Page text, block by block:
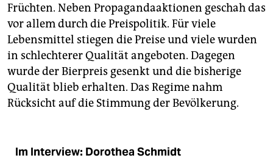
Früchten. Neben Propagandaaktionen geschah das
vor allem durch die Preispolitik. Für viele
Lebensmittel stiegen die Preise und viele wurden
in schlechterer Qualität angeboten. Dagegen
wurde der Bierpreis gesenkt und die bisherige
Qualität blieb erhalten. Das Regime nahm
Rücksicht auf die Stimmung der Bevölkerung.
Im Interview: Dorothea Schmidt